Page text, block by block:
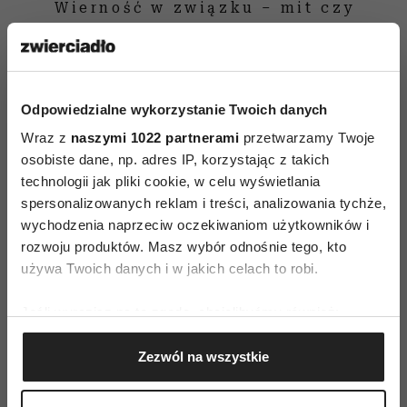
Odpowiedzialne wykorzystanie Twoich danych
Wraz z naszymi 1022 partnerami przetwarzamy Twoje
osobiste dane, np. adres IP, korzystając z takich
technologii jak pliki cookie, w celu wyświetlania
spersonalizowanych reklam i treści, analizowania tychże,
wychodzenia naprzeciw oczekiwaniom użytkowników i
rozwoju produktów. Masz wybór odnośnie tego, kto
używa Twoich danych i w jakich celach to robi.
Gromadzić dane dotyczące Twojej lokalizacji
geograficznej z dokładnością nawet do kilku metrów
Identyfikować Twoje urządzenie, aktywnie
Zezwól na wszystkie
Wierność w związku – mit czy
ewidentne krzywdy?
Tak, są takie sytuacje. Z reguły mamy poczucie
krzywdy, kiedy inni nami manipulują, bo chcą
mieć rację, przeforsować swoje zdanie. Ale
i wtedy – w pełni świadomi – możemy zobaczyć,
że gdybyśmy naprawdę siebie zaakceptowali, nie
doszłoby do zranienia. Manipulator
nie lubimy, a to powoduje, że nie odpowiadamy
mu z właściwej pozycji.